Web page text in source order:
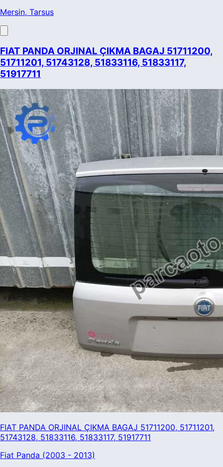
Mersin, Tarsus
FIAT PANDA ORJINAL ÇIKMA BAGAJ 51711200,
51711201, 51743128, 51833116, 51833117,
51917711
FIAT PANDA ORJINAL ÇIKMA BAGAJ 51711200, 51711201,
51743128, 51833116, 51833117, 51917711
Fiat Panda (2003 - 2013)